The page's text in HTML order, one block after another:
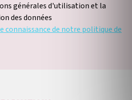
générales d'utilisation et la
des données
connaissance de notre politique de